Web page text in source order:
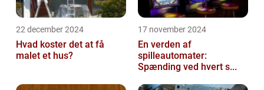
22 december 2024
Hvad koster det at få
malet et hus?
17 november 2024
En verden af
spilleautomater:
Spænding ved hvert s...